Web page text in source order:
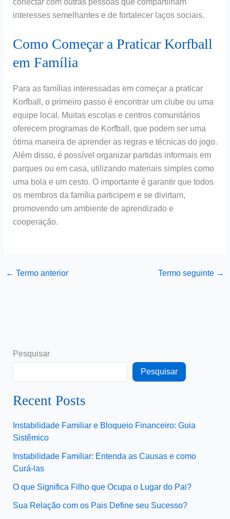
interesses semelhantes e de fortalecer laços sociais.
Como Começar a Praticar Korfball
em Família
Para as famílias interessadas em começar a praticar
Korfball, o primeiro passo é encontrar um clube ou uma
equipe local. Muitas escolas e centros comunitários
oferecem programas de Korfball, que podem ser uma
ótima maneira de aprender as regras e técnicas do jogo.
Além disso, é possível organizar partidas informais em
parques ou em casa, utilizando materiais simples como
uma bola e um cesto. O importante é garantir que todos
os membros da família participem e se divirtam,
promovendo um ambiente de aprendizado e
cooperação.
← Termo anterior Termo seguinte →
Pesquisar
Pesquisar
Recent Posts
Instabilidade Familiar e Bloqueio Financeiro: Guia
Sistêmico
Instabilidade Familiar: Entenda as Causas e como
Curá-las
O que Significa Filho que Ocupa o Lugar do Pai?
Sua Relação com os Pais Define seu Sucesso?